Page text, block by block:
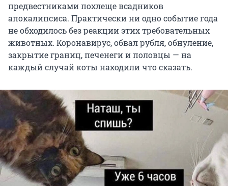
предвестниками похлеще всадников
апокалипсиса. Практически ни одно событие года
не обходилось без реакции этих требовательных
животных. Коронавирус, обвал рубля, обнуление,
закрытие границ, печенеги и половцы — на
каждый случай коты находили что сказать.